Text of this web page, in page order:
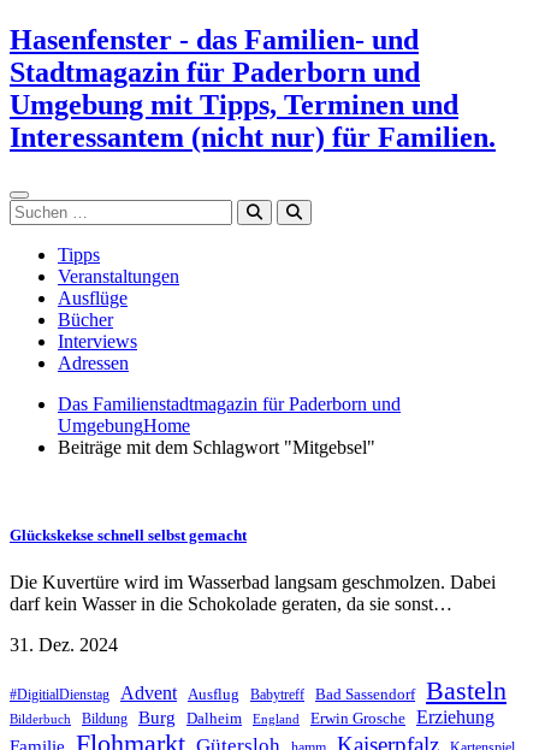
Zum
Inhalt
springen
Hasenfenster - das Familien- und
Stadtmagazin für Paderborn und
Umgebung mit Tipps, Terminen und
Interessantem (nicht nur) für Familien.
Suchen
Tipps
Veranstaltungen
Ausflüge
Bücher
Interviews
Adressen
Das Familienstadtmagazin für Paderborn und
UmgebungHome
Beiträge mit dem Schlagwort "Mitgebsel"
Glückskekse schnell selbst gemacht
Die Kuvertüre wird im Wasserbad langsam geschmolzen. Dabei
darf kein Wasser in die Schokolade geraten, da sie sonst…
31. Dez. 2024
#DigitialDienstag Advent Ausflug Babytreff Bad Sassendorf Basteln
Bilderbuch Bildung Burg Dalheim England Erwin Grosche Erziehung
Flohmarkt Kaiserpfalz